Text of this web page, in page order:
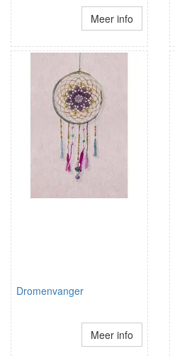
Meer info
Dromenvanger
Meer info